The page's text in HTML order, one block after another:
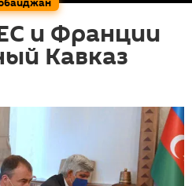
и Франции
Кавказ